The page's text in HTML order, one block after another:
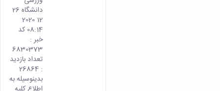
دانشگاه 26
12 2020
08:14 کد
خبر :
6830373
تعداد بازدید
: 26864
بدینوسیله به